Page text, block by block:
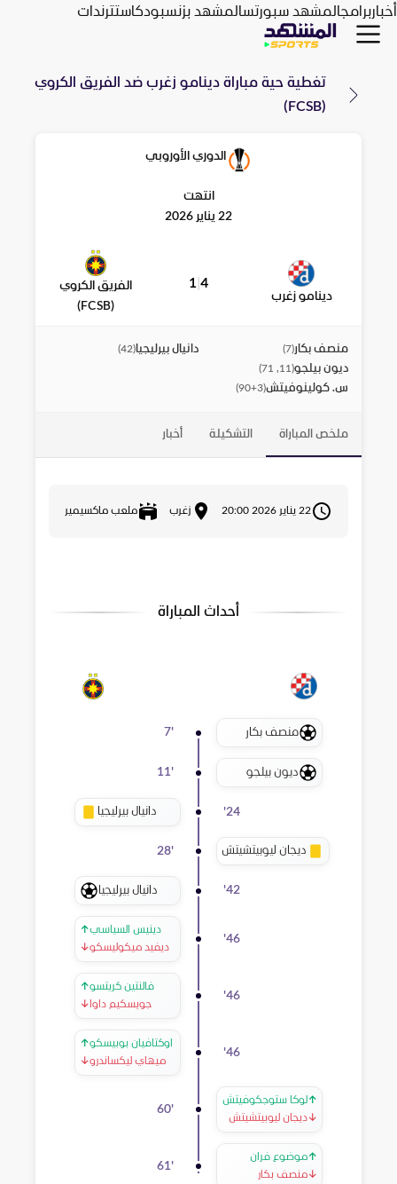
أخباربرامجالمشهد سبورتسالمشهد بزنسبودكاستترندات
تغطية حية مباراة دينامو زغرب ضد الفريق الكروي
(FCSB)
الدوري الأوروبي
انتهت
22 يناير 2026
دينامو زغرب
4
1
الفريق الكروي
(FCSB)
منصف بكار(
7
)
ديون بيلجو(
11, 71
)
س. كولينوفيتش(
90+3
)
دانيال بيرليجيا(
42
)
ملخص المباراة التشكيلة أخبار
22 يناير 2026 20:00 زغرب ملعب ماكسيمير
أحداث المباراة
منصف بكار 7'
ديون بيلجو 11'
24
' دانيال بيرليجيا
ديجان ليوبيتشيتش 28'
42
' دانيال بيرليجيا
46
'
↑دينيس السياسي
↓ديفيد ميكوليسكو
46
'
↑فالنتين كريتسو
↓ جويسكيم داوا
46
'
↑اوكتافيان بوبيسكو
↓ميهاي ليكساندرو
↑لوكا ستوجكوفيتش
↓ديجان ليوبيتشيتش
60'
↑موضوع فران
↓منصف بكار
61'